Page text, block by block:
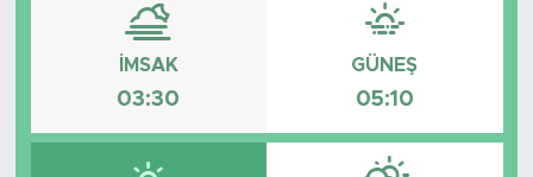
İMSAK
03:30
GÜNEŞ
05:10